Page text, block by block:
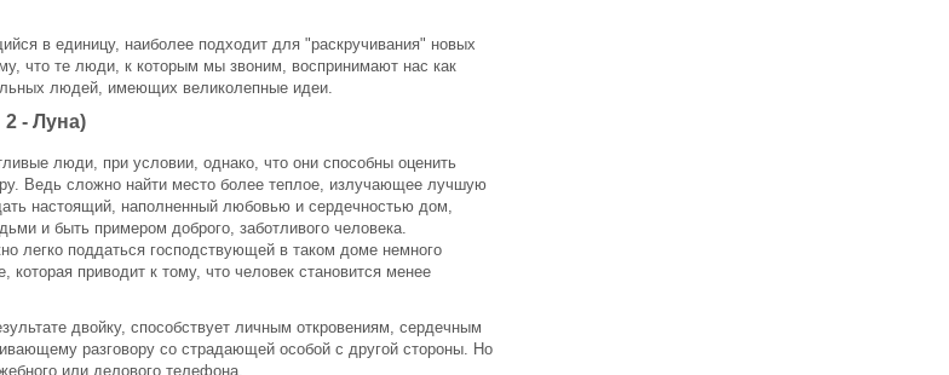
в единицу, наиболее подходит для "раскручивания" новых
что те люди, к которым мы звоним, воспринимают нас как
людей, имеющих великолепные идеи.
- Луна)
люди, при условии, однако, что они способны оценить
Ведь сложно найти место более теплое, излучающее лучшую
настоящий, наполненный любовью и сердечностью дом,
и быть примером доброго, заботливого человека.
легко поддаться господствующей в таком доме немного
приводит к тому, что человек становится менее
двойку, способствует личным откровениям, сердечным
разговору со страдающей особой с другой стороны. Но
или делового телефона.